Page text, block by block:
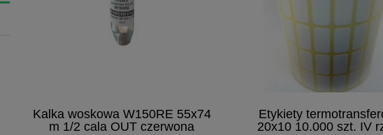
Kalka woskowa W150RE 55x74
m 1/2 cala OUT czerwona
Etykiety
20x10 10.000 szt. IV